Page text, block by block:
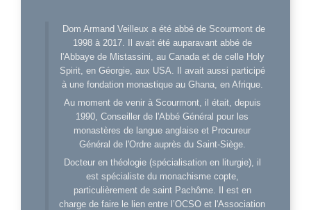
Dom Armand Veilleux a été abbé de Scourmont de
1998 à 2017. Il avait été auparavant abbé de
l'Abbaye de Mistassini, au Canada et de celle Holy
Spirit, en Géorgie, aux USA. Il avait aussi participé
à une fondation monastique au Ghana, en Afrique.
Au moment de venir à Scourmont, il était, depuis
1990, Conseiller de l'Abbé Général pour les
monastères de langue anglaise et Procureur
Général de l'Ordre auprès du Saint-Siège.
Docteur en théologie (spécialisation en liturgie), il
est spécialiste du monachisme copte,
particulièrement de saint Pachôme. Il est en
charge de faire le lien entre l’OCSO et l'Association